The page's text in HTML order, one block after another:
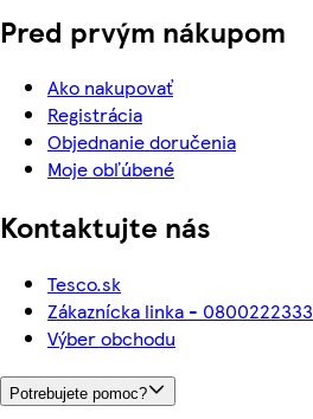
Pred prvým nákupom
Ako nakupovať
Registrácia
Objednanie doručenia
Moje obľúbené
Kontaktujte nás
Tesco.sk
Zákaznícka linka - 0800222333
Výber obchodu
Potrebujete pomoc?